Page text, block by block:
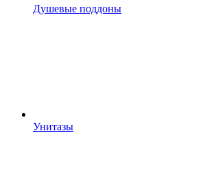
Душевые поддоны
Унитазы